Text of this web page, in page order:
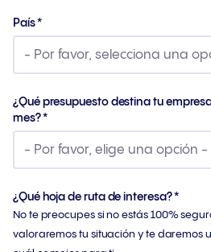
País*
¿Qué presupuesto destina tu
mes?*
¿Qué hoja de ruta de interesa?*
No te preocupes si no estás 100%
valoraremos tu situación y te daremos